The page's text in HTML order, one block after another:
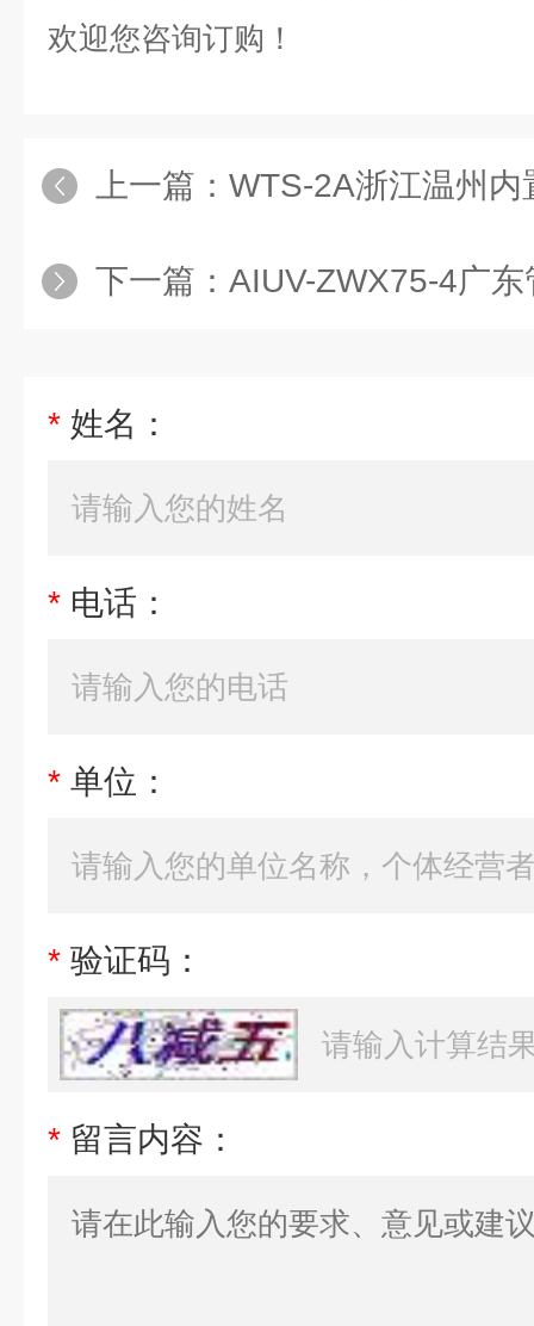
欢迎您咨询订购！
上一篇： WTS-2A浙江温州
下一篇： AIUV-ZWX75-4广东管道
* 姓名：
* 电话：
* 单位：
* 验证码：
* 留言内容：